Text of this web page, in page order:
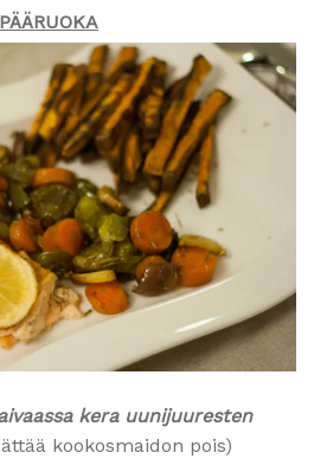
PÄÄRUOKA
kera uunijuuresten
kookosmaidon pois)